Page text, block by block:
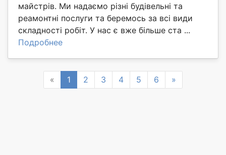
майстрів. Ми надаємо різні будівельні та
реамонтні послуги та беремось за всі види
складності робіт. У нас є вже більше ста ...
Подробнее
« Previous
1 2 3 4 5 6 »